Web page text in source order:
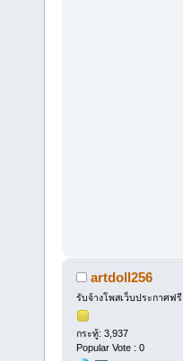
artdoll256
รับจ้างโพสเว็บประกาศฟรี
กระทู้: 3,937
Popular Vote : 0